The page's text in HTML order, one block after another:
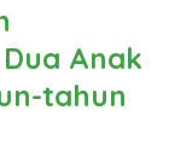
Anak
tahun